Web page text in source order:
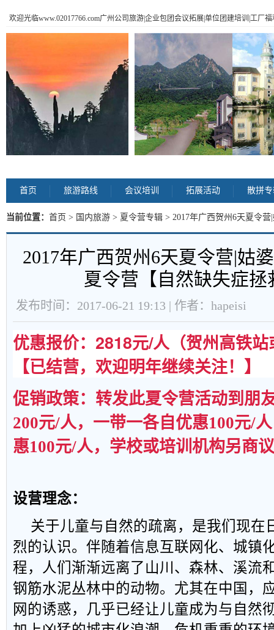
欢迎光临www.02017766.com广州公司旅游|企业包团会议拓展|单位团建培训|工厂
首页 旅游路线 会议培训 拓展活动 散拼
当前位置： 首页 > 国内旅游 > 夏令营专辑 > 2017年广西贺州6天夏令
症拯救计划】 内容
2017年广西贺州6天夏令营|姑
夏令营【自然缺失症拯
发布时间：2017-06-21 19:13 | 作者：hapeisi
优惠报价：2818元/人（贺州高铁
【已结营，欢迎明年继续关注！】
促销政策： 转发此夏令营活动到朋
200元/人， 一带一各自优惠100元/
惠100元/人，学校或培训机构另商
设营理念：
关于儿童与自然的疏离，是我们现在
烈的认识。伴随着信息互联网化、城镇
程，人们渐渐远离了山川、森林、溪流
钢筋水泥丛林中的动物。尤其在中国，
网的诱惑，几乎已经让儿童成为与自然